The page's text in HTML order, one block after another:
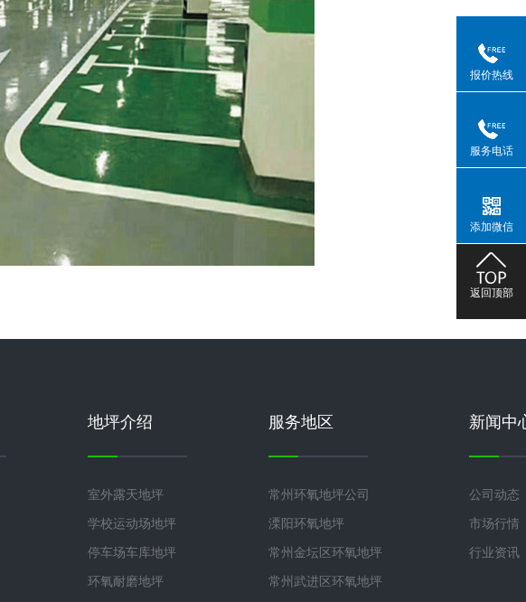
地坪介绍
室外露天地坪
学校运动场地坪
停车场车库地坪
环氧耐磨地坪
服务地区
常州环氧地坪公司
溧阳环氧地坪
常州金坛区环氧地坪
常州武进区环氧地坪
新闻中
公司动态
市场行情
行业资讯
报价热线
服务电话
添加微信
返回顶部